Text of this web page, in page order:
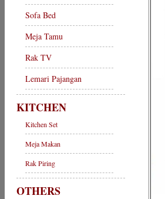
Sofa Bed
Meja Tamu
Rak TV
Lemari Pajangan
KITCHEN
Kitchen Set
Meja Makan
Rak Piring
OTHERS